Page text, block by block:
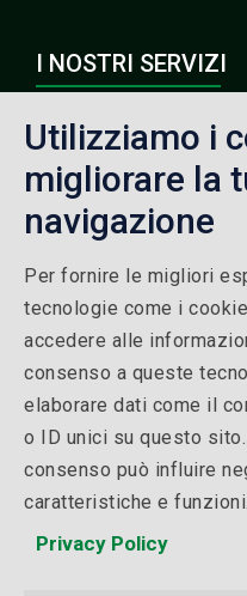
I NOSTRI SERVIZI
Corsi di Formazione
Formazione Finanziata
Formazione Finanziata
Politica della qualità
Certificazione ISO 9001
Ente Accreditato Reg.
del 09/07/2024
Whistleblowing
L.124/17
Utilizziamo i
migliorare la
navigazione
Per fornire le migliori
tecnologie come i
accedere alle
consenso a queste
elaborare dati come il
o ID unici su questo
consenso può influire
caratteristiche e funzioni.
Privacy Policy